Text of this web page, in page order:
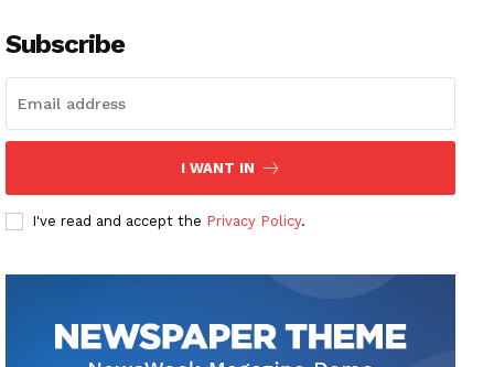
Subscribe
I WANT IN
I've read and accept the Privacy Policy.